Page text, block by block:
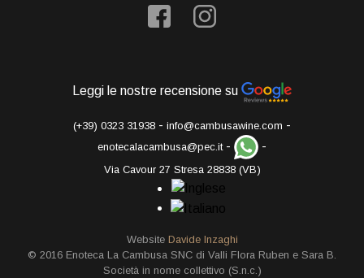
Leggi le nostre recensione su
(+39) 0323 31938 - info@cambusawine.com -
enotecalacambusa@pec.it- -
Via Cavour 27 Stresa 28838 (VB)
Website Davide Inzaghi
© 2016 Enoteca La Cambusa SNC di Valli Flora Ruben e Sara B.
Società in nome collettivo (S.n.c.)